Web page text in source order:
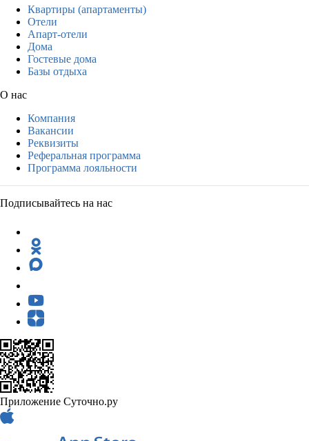
Квартиры (апартаменты)
Отели
Апарт-отели
Дома
Гостевые дома
Базы отдыха
О нас
Компания
Вакансии
Реквизиты
Реферальная программа
Программа лояльности
Подписывайтесь на нас
Приложение Суточно.ру